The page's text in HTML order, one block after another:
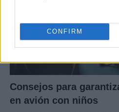
CONFIRM
Consejos para
en avión con niños